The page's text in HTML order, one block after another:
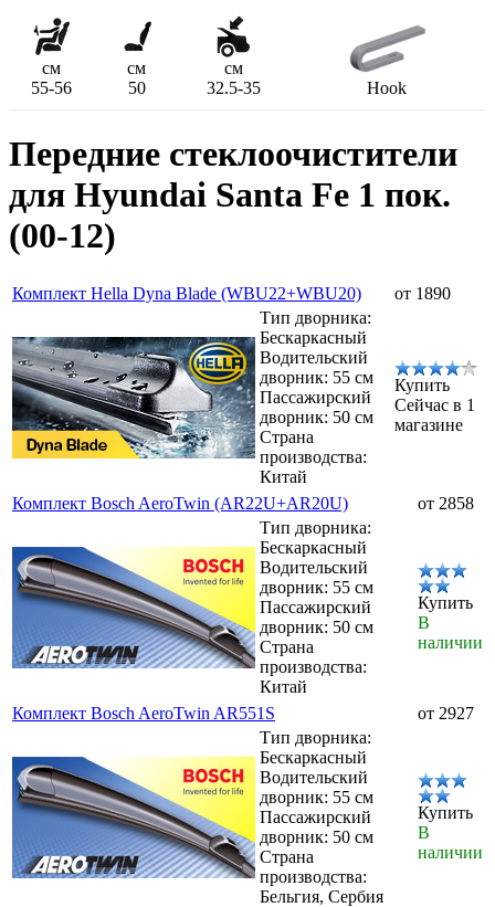
см см
см
55-56
50 32.5-35 Hook
Передние стеклоочистители
для Hyundai Santa Fe 1 пок.
(00-12)
Комплект Hella Dyna Blade (WBU22+WBU20)
от 1890
Тип дворника:
Бескаркасный
Водительский
дворник: 55 см
Пассажирский
дворник: 50 см
Страна
производства:
Китай
Купить
Сейчас в 1
магазине
Комплект Bosch AeroTwin (AR22U+AR20U)
от 2858
Тип дворника:
Бескаркасный
Водительский
дворник: 55 см
Пассажирский
дворник: 50 см
Страна
производства:
Китай
Купить
В
наличии
Комплект Bosch AeroTwin AR551S
от 2927
Тип дворника:
Бескаркасный
Водительский
дворник: 55 см
Пассажирский
дворник: 50 см
Страна
производства:
Бельгия, Сербия
Купить
В
наличии